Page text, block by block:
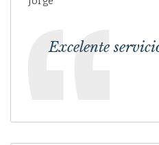
Excelente